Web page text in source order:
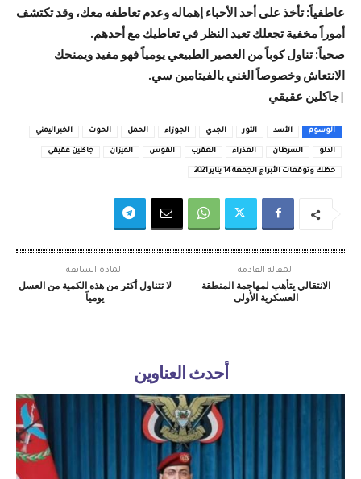
عاطفياً: تأخذ على أحد الأحباء إهماله وعدم تعاطفه معك، وقد تكتشف
أموراً مخفية تجعلك تعيد النظر في تعاطيك مع أحدهم.
صحياً: تناول كوباً من العصير الطبيعي يومياً فهو مفيد ويمنحك
الانتعاش وخصوصاً الغني بالفيتامين سي.
|جاكلين عقيقي
الوسوم الأسد الثور الجدي الجوزاء الحمل الحوت الخبر اليمني
الدلو السرطان العذراء العقرب القوس الميزان جاكلين عقيقي
حظك وتوقعات الأبراج الجمعة 14 يناير 2021
المادة السابقة
لا تتناول أكثر من هذه الكمية من العسل
يومياً
المقالة القادمة
الانتقالي يتأهب لمهاجمة المنطقة
العسكرية الأولى
أحدث العناوين